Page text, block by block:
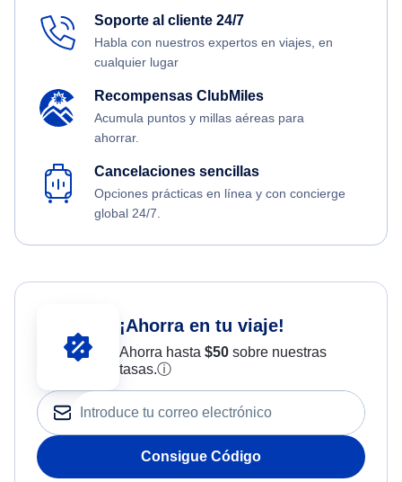
Soporte al cliente 24/7
Habla con nuestros expertos en viajes, en
cualquier lugar
Recompensas ClubMiles
Acumula puntos y millas aéreas para
ahorrar.
Cancelaciones sencillas
Opciones prácticas en línea y con concierge
global 24/7.
¡Ahorra en tu viaje!
Ahorra hasta $50sobre nuestras
tasas.ⓘ
Consigue Código